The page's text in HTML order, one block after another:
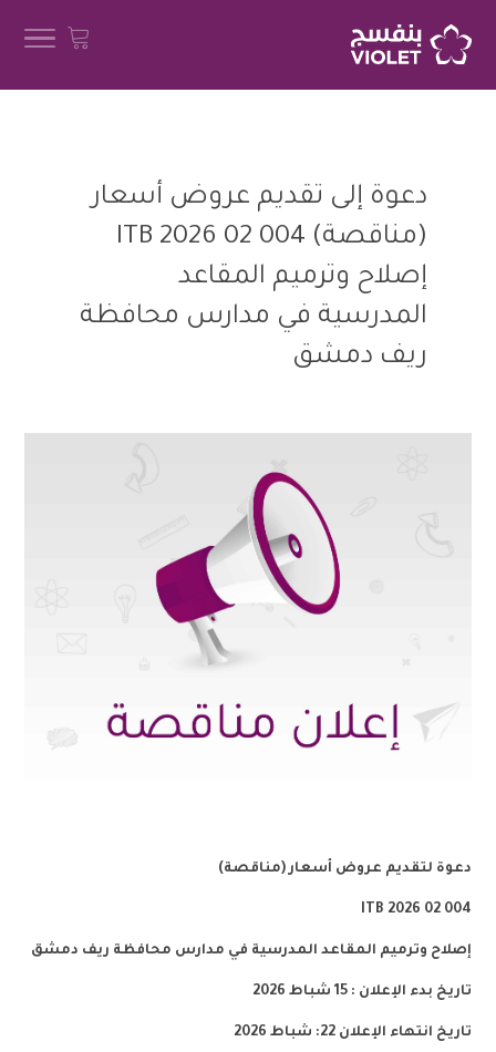
دعوة إلى تقديم عروض أسعار
(مناقصة) 004 02 2026 ITB
إصلاح وترميم المقاعد
المدرسية في مدارس محافظة
ريف دمشق
دعوة لتقديم عروض أسعار (مناقصة)
004 02 2026
ITB
إصلاح وترميم المقاعد المدرسية في مدارس محافظة ريف دمشق
تاريخ بدء الإعلان : شباط 2026
تاريخ انتهاء الإعلان 22
: شباط 2026